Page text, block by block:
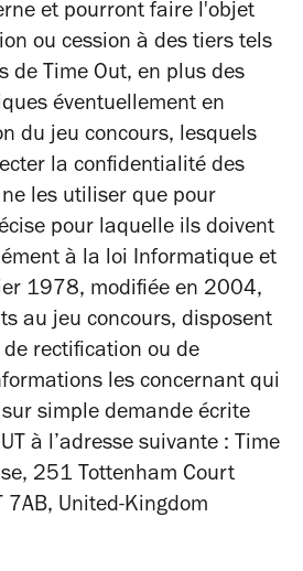
et pourront faire l'objet
ou cession à des tiers tels
de Time Out, en plus des
éventuellement en
du jeu concours, lesquels
la confidentialité des
les utiliser que pour
pour laquelle ils doivent
à la loi Informatique et
1978, modifiée en 2004,
au jeu concours, disposent
de rectification ou de
les concernant qui
simple demande écrite
à l’adresse suivante : Time
251 Tottenham Court
7AB, United-Kingdom